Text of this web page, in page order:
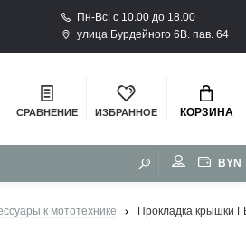
Пн-Вс: с 10.00 до 18.00
улица Бурдейного 6В. пав. 64
СРАВНЕНИЕ ИЗБРАННОЕ КОРЗИНА
BYN
к мототехнике Прокладка крышки